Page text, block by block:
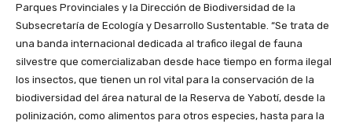
Parques Provinciales y la Dirección de Biodiversidad de la
Subsecretaría de Ecología y Desarrollo Sustentable. “Se trata de
una banda internacional dedicada al trafico ilegal de fauna
silvestre que comercializaban desde hace tiempo en forma ilegal
los insectos, que tienen un rol vital para la conservación de la
biodiversidad del área natural de la Reserva de Yabotí, desde la
polinización, como alimentos para otros especies, hasta para la